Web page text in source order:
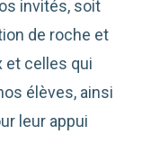
invités, soit
de roche et
et celles qui
élèves, ainsi
leur appui